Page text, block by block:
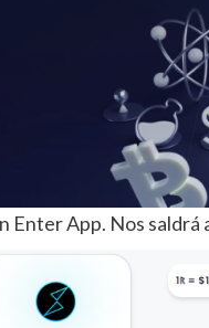
Enter App. Nos saldrá